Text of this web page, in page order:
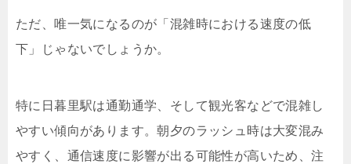
ただ、唯一気になるのが「混雑時における速度の低
下」じゃないでしょうか。
特に日暮里駅は通勤通学、そして観光客などで混雑し
やすい傾向があります。朝夕のラッシュ時は大変混み
やすく、通信速度に影響が出る可能性が高いため、注